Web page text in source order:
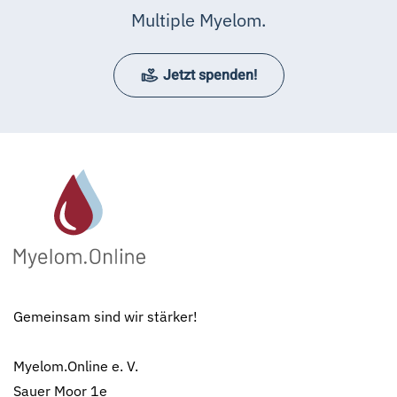
Multiple Myelom.
Jetzt spenden!
Gemeinsam sind wir stärker!
Myelom.Online e. V.
Sauer Moor 1e